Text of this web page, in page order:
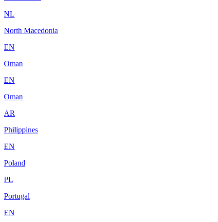
NL
North Macedonia
EN
Oman
EN
Oman
AR
Philippines
EN
Poland
PL
Portugal
EN